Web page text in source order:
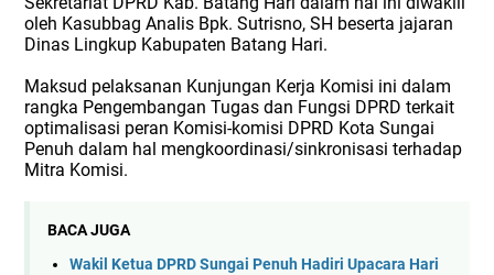
oleh Kasubbag Analis Bpk. Sutrisno, SH beserta jajaran
Dinas Lingkup Kabupaten Batang Hari.
Maksud pelaksanan Kunjungan Kerja Komisi ini dalam
rangka Pengembangan Tugas dan Fungsi DPRD terkait
optimalisasi peran Komisi-komisi DPRD Kota Sungai
Penuh dalam hal mengkoordinasi/sinkronisasi terhadap
Mitra Komisi.
BACA JUGA
Wakil Ketua DPRD Sungai Penuh Hadiri Upacara Hari